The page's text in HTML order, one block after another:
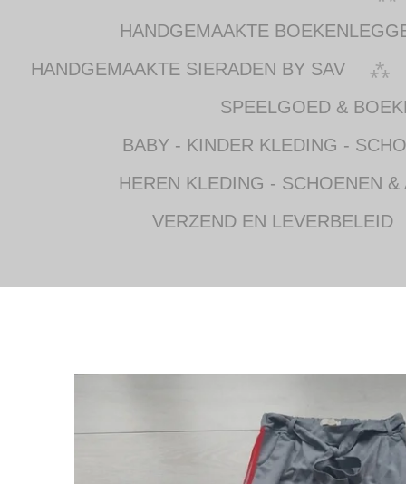
HANDGEMAAKTE
HANDGEMAAKTE SIERADEN BY SAV
SPEELGOED &
BABY - KINDER KLEDING -
HEREN KLEDING - SCHOENEN &
VERZEND EN LEVERBELEID